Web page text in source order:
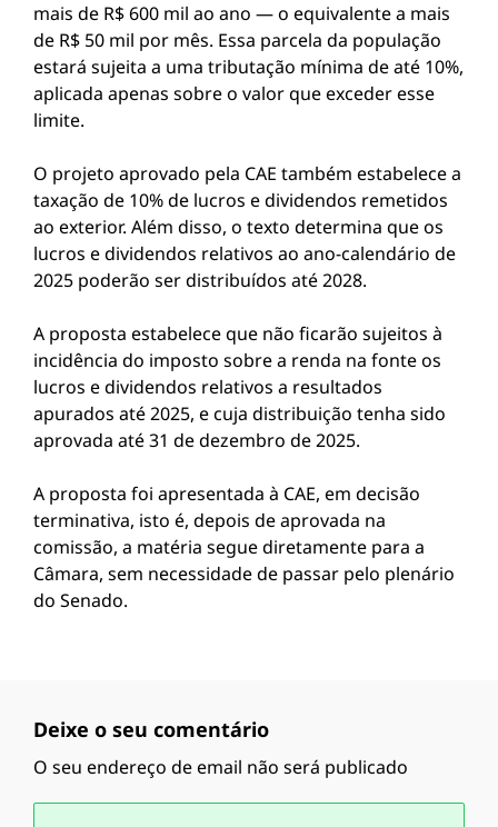
mais de R$ 600 mil ao ano — o equivalente a mais
de R$ 50 mil por mês. Essa parcela da população
estará sujeita a uma tributação mínima de até 10%,
aplicada apenas sobre o valor que exceder esse
limite.
O projeto aprovado pela CAE também estabelece a
taxação de 10% de lucros e dividendos remetidos
ao exterior. Além disso, o texto determina que os
lucros e dividendos relativos ao ano-calendário de
2025 poderão ser distribuídos até 2028.
A proposta estabelece que não ficarão sujeitos à
incidência do imposto sobre a renda na fonte os
lucros e dividendos relativos a resultados
apurados até 2025, e cuja distribuição tenha sido
aprovada até 31 de dezembro de 2025.
A proposta foi apresentada à CAE, em decisão
terminativa, isto é, depois de aprovada na
comissão, a matéria segue diretamente para a
Câmara, sem necessidade de passar pelo plenário
do Senado.
Deixe o seu comentário
O seu endereço de email não será publicado